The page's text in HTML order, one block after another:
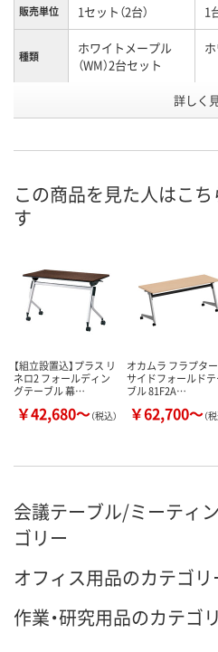
販売単位 1セット（2台） 1
種類
ホワイトメープル
（WM）2台セット
ホ
詳しく
この商品を見た人はこ
す
【組立設置込】プラス リ
ネロ2 フォールディン
グテーブル 幕…
￥42,680～（税込）
オカムラ フラプター
サイドフォールドテ
ブル 81F2A…
￥62,700～（
会議テーブル/ミーティ
ゴリー
オフィス用品のカテゴリ
作業・研究用品のカテゴ